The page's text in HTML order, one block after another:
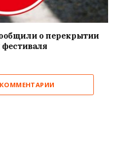
о перекрытии
фестиваля